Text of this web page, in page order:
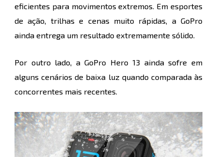
eficientes para movimentos extremos. Em esportes
de ação, trilhas e cenas muito rápidas, a GoPro
ainda entrega um resultado extremamente sólido.
Por outro lado, a GoPro Hero 13 ainda sofre em
alguns cenários de baixa luz quando comparada às
concorrentes mais recentes.